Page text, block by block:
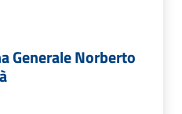
Generale Norberto